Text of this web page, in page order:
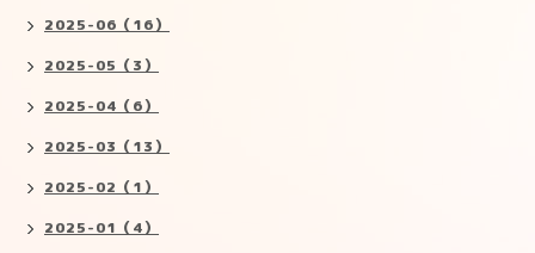
2025-06（16）
2025-05（3）
2025-04（6）
2025-03（13）
2025-02（1）
2025-01（4）